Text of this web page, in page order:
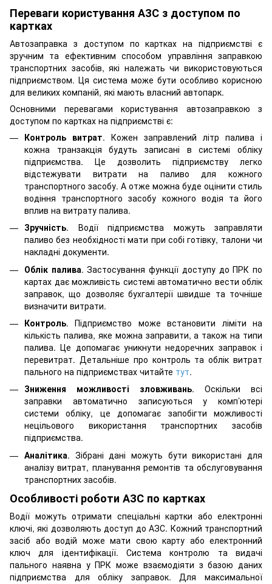
Переваги користування АЗС з доступом по
картках
Автозаправка з доступом по картках на підприємстві є
зручним та ефективним способом управління заправкою
транспортних засобів, які належать чи використовуються
підприємством. Ця система може бути особливо корисною
для великих компаній, які мають власний автопарк.
Основними перевагами користування автозаправкою з
доступом по картках на підприємстві є:
Контроль витрат. Кожен заправлений літр палива і
кожна транзакція будуть записані в системі обліку
підприємства. Це дозволить підприємству легко
відстежувати витрати на паливо для кожного
транспортного засобу. А отже можна буде оцінити стиль
водіння транспортного засобу кожного водія та його
вплив на витрату палива.
Зручність. Водії підприємства можуть заправляти
паливо без необхідності мати при собі готівку, талони чи
накладні документи.
Облік палива. Застосування функції доступу до ПРК по
картах дає можливість системі автоматично вести облік
заправок, що дозволяє бухгалтерії швидше та точніше
визначити витрати.
Контроль. Підприємство може встановити ліміти на
кількість палива, яке можна заправити, а також на типи
палива. Це допомагає уникнути недоречних заправок і
перевитрат. Детальніше про контроль та облік витрат
пального на підприємствах читайте тут.
Зниження можливості зловживань. Оскільки всі
заправки автоматично записуються у комп’ютері
системи обліку, це допомагає запобігти можливості
нецільового використання транспортних засобів
підприємства.
Аналітика. Зібрані дані можуть бути використані для
аналізу витрат, планування ремонтів та обслуговування
транспортних засобів.
Особливості роботи АЗС по картках
Водії можуть отримати спеціальні картки або електронні
ключі, які дозволяють доступ до АЗС. Кожний транспортний
засіб або водій може мати свою карту або електронний
ключ для ідентифікації. Система контролю та видачі
пального наявна у ПРК може взаємодіяти з базою даних
підприємства для обліку заправок. Для максимальної